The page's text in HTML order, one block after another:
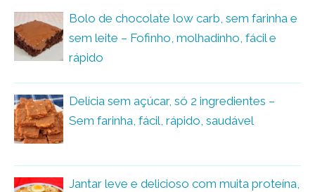
Bolo de chocolate low carb, sem farinha e
sem leite – Fofinho, molhadinho, fácil e
rápido
Delícia sem açúcar, só 2 ingredientes –
Sem farinha, fácil, rápido, saudável
Jantar leve e delicioso com muita proteína,